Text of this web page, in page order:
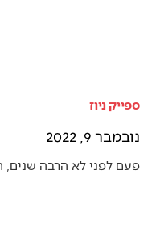
ספייק ניוז
נובמבר 9, 2022
פעם לפני לא הרבה